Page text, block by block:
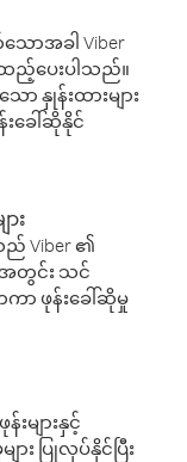
အခါ Viber
ပေးပါသည်။
နှုန်းထားများ
ခေါ်ဆိုနိုင်
း
Viber ၏
အတွင်း သင်
ဖုန်းခေါ်ဆိုမှု
များနှင့်
ား ပြုလုပ်နိုင်ပြီး